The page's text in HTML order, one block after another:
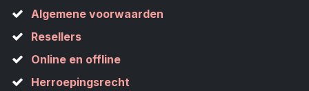
Algemene voorwaarden
Resellers
Online en offline
Herroepingsrecht